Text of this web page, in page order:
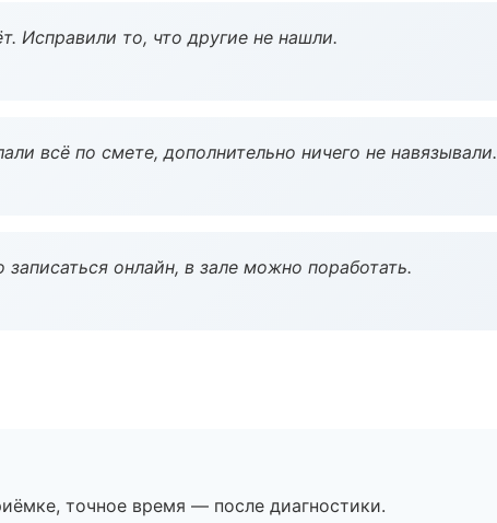
Исправили то, что другие не нашли.
всё по смете, дополнительно ничего не навязывали.
онлайн, в зале можно поработать.
точное время — после диагностики.